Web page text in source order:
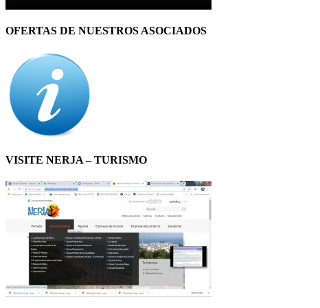
OFERTAS DE NUESTROS ASOCIADOS
VISITE NERJA – TURISMO